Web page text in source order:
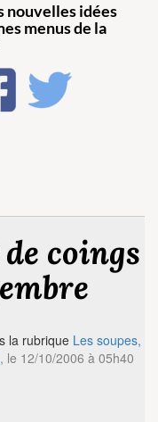
nouvelles idées
menus de la
coings
la rubrique Les soupes,
, le 12/10/2006 à 05h40